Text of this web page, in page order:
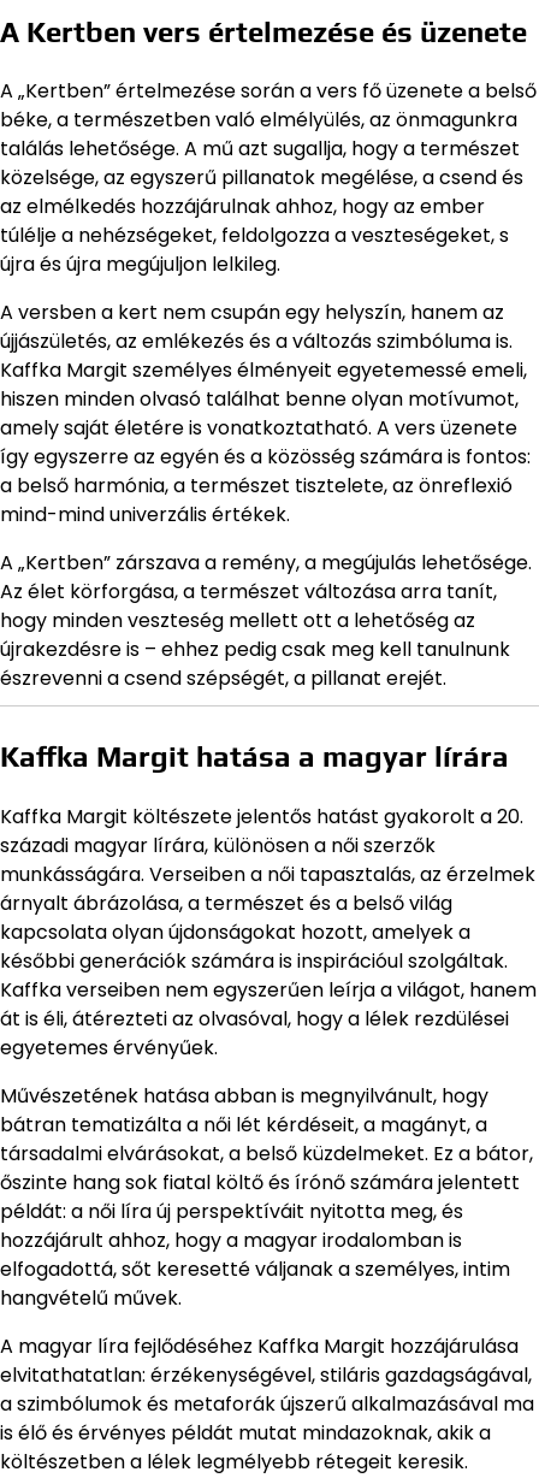
A Kertben vers értelmezése és üzenete
A „Kertben” értelmezése során a vers fő üzenete a belső
béke, a természetben való elmélyülés, az önmagunkra
találás lehetősége. A mű azt sugallja, hogy a természet
közelsége, az egyszerű pillanatok megélése, a csend és
az elmélkedés hozzájárulnak ahhoz, hogy az ember
túlélje a nehézségeket, feldolgozza a veszteségeket, s
újra és újra megújuljon lelkileg.
A versben a kert nem csupán egy helyszín, hanem az
újjászületés, az emlékezés és a változás szimbóluma is.
Kaffka Margit személyes élményeit egyetemessé emeli,
hiszen minden olvasó találhat benne olyan motívumot,
amely saját életére is vonatkoztatható. A vers üzenete
így egyszerre az egyén és a közösség számára is fontos:
a belső harmónia, a természet tisztelete, az önreflexió
mind-mind univerzális értékek.
A „Kertben” zárszava a remény, a megújulás lehetősége.
Az élet körforgása, a természet változása arra tanít,
hogy minden veszteség mellett ott a lehetőség az
újrakezdésre is – ehhez pedig csak meg kell tanulnunk
észrevenni a csend szépségét, a pillanat erejét.
Kaffka Margit hatása a magyar lírára
Kaffka Margit költészete jelentős hatást gyakorolt a 20.
századi magyar lírára, különösen a női szerzők
munkásságára. Verseiben a női tapasztalás, az érzelmek
árnyalt ábrázolása, a természet és a belső világ
kapcsolata olyan újdonságokat hozott, amelyek a
későbbi generációk számára is inspirációul szolgáltak.
Kaffka verseiben nem egyszerűen leírja a világot, hanem
át is éli, átérezteti az olvasóval, hogy a lélek rezdülései
egyetemes érvényűek.
Művészetének hatása abban is megnyilvánult, hogy
bátran tematizálta a női lét kérdéseit, a magányt, a
társadalmi elvárásokat, a belső küzdelmeket. Ez a bátor,
őszinte hang sok fiatal költő és írónő számára jelentett
példát: a női líra új perspektíváit nyitotta meg, és
hozzájárult ahhoz, hogy a magyar irodalomban is
elfogadottá, sőt keresetté váljanak a személyes, intim
hangvételű művek.
A magyar líra fejlődéséhez Kaffka Margit hozzájárulása
elvitathatatlan: érzékenységével, stiláris gazdagságával,
a szimbólumok és metaforák újszerű alkalmazásával ma
is élő és érvényes példát mutat mindazoknak, akik a
költészetben a lélek legmélyebb rétegeit keresik.